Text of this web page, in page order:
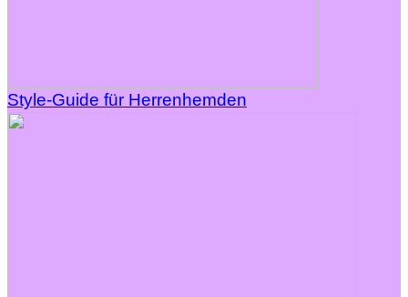
Style-Guide für Herrenhemden